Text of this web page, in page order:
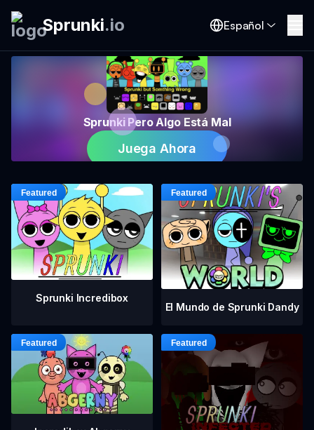
Sprunki.io Español
Sprunki Pero Algo Está Mal
Juega Ahora
Sprunki Incredibox
El Mundo de Sprunki Dandy